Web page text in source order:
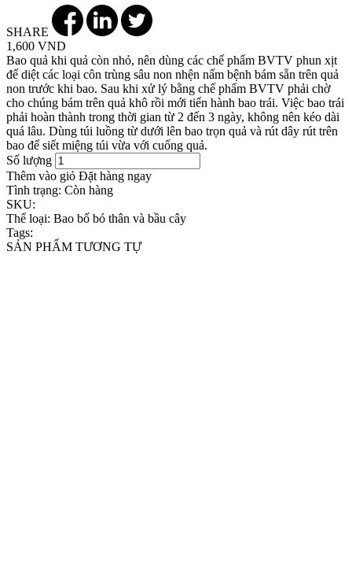
SHARE
1,600 VND
Bao quả khi quả còn nhỏ, nên dùng các chế phẩm BVTV phun xịt
để diệt các loại côn trùng sâu non nhện nấm bệnh bám sẵn trên quả
non trước khi bao. Sau khi xử lý bằng chế phẩm BVTV phải chờ
cho chúng bám trên quả khô rồi mới tiến hành bao trái. Việc bao trái
phải hoàn thành trong thời gian từ 2 đến 3 ngày, không nên kéo dài
quá lâu. Dùng túi luồng từ dưới lên bao trọn quả và rút dây rút trên
bao để siết miệng túi vừa với cuống quả.
Số lượng
Thêm vào giỏ Đặt hàng ngay
Tình trạng: Còn hàng
SKU:
Thể loại: Bao bố bó thân và bầu cây
Tags:
SẢN PHẨM TƯƠNG TỰ